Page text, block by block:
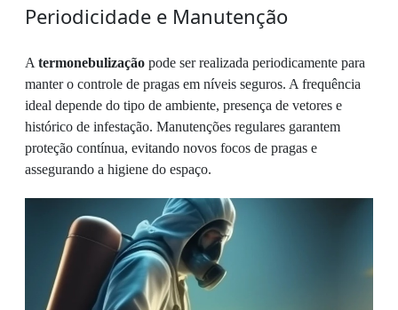
Periodicidade e Manutenção
A termonebulização pode ser realizada periodicamente para
manter o controle de pragas em níveis seguros. A frequência
ideal depende do tipo de ambiente, presença de vetores e
histórico de infestação. Manutenções regulares garantem
proteção contínua, evitando novos focos de pragas e
assegurando a higiene do espaço.